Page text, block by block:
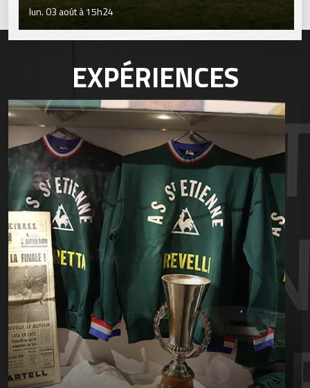
lun. 03 août à 15h24
EXPÉRIENCES